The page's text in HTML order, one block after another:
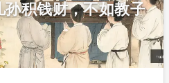
积钱财，不如教子